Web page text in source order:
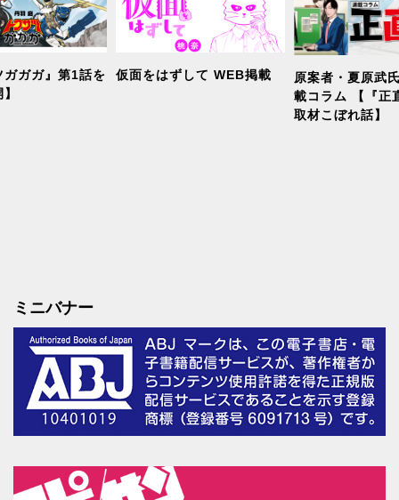
ガガガ』第1話を
仮面をはずして WEB掲載
原案者・夏原武
載コラム 【『正
取材こぼれ話】
ミニバナー